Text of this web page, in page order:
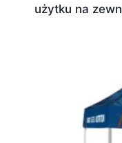
użytku na